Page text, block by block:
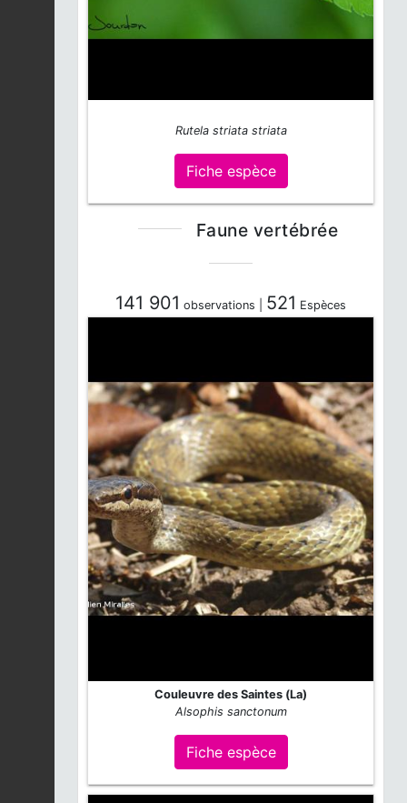
Rutela striata striata
Fiche espèce
Faune vertébrée
141 901 observations | 521 Espèces
Couleuvre des Saintes (La)
Alsophis sanctonum
Fiche espèce